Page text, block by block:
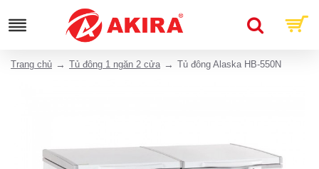
Trang chủ Tủ đông 1 ngăn 2 cửa Tủ đông Alaska HB-550N